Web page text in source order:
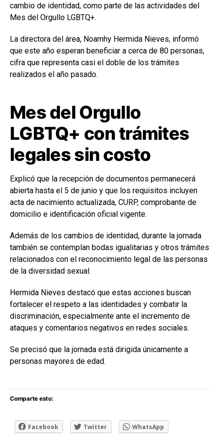
cambio de identidad, como parte de las actividades del
Mes del Orgullo LGBTQ+.
La directora del área, Noamhy Hermida Nieves, informó
que este año esperan beneficiar a cerca de 80 personas,
cifra que representa casi el doble de los trámites
realizados el año pasado.
Mes del Orgullo
LGBTQ+ con trámites
legales sin costo
Explicó que la recepción de documentos permanecerá
abierta hasta el 5 de junio y que los requisitos incluyen
acta de nacimiento actualizada, CURP, comprobante de
domicilio e identificación oficial vigente.
Además de los cambios de identidad, durante la jornada
también se contemplan bodas igualitarias y otros trámites
relacionados con el reconocimiento legal de las personas
de la diversidad sexual.
Hermida Nieves destacó que estas acciones buscan
fortalecer el respeto a las identidades y combatir la
discriminación, especialmente ante el incremento de
ataques y comentarios negativos en redes sociales.
Se precisó que la jornada está dirigida únicamente a
personas mayores de edad.
Comparte esto:
Facebook Twitter WhatsApp